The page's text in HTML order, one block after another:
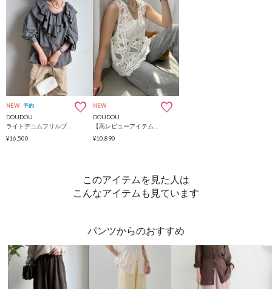
NEW 予約
DOUDOU
¥16,500
NEW
DOUDOU
¥10,890
このアイテムを見た人は
こんなアイテムも見ています
パンツからのおすすめ